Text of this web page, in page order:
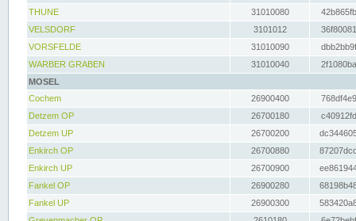
THUNE
31010080
VELSDORF
3101012
VORSFELDE
31010090
WARBER GRABEN
31010040
MOSEL
Cochem
26900400
Detzem OP
26700180
Detzem UP
26700200
Enkirch OP
26700880
Enkirch UP
26700900
Fankel OP
26900280
Fankel UP
26900300